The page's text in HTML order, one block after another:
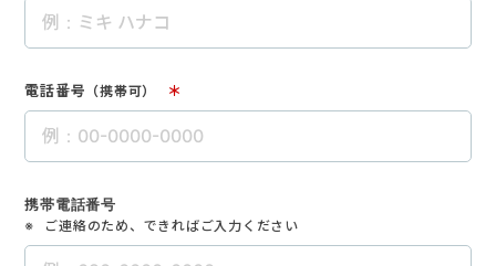
電話番号 （携帯可） ＊
携帯電話番号
ご連絡のため、できればご入力ください